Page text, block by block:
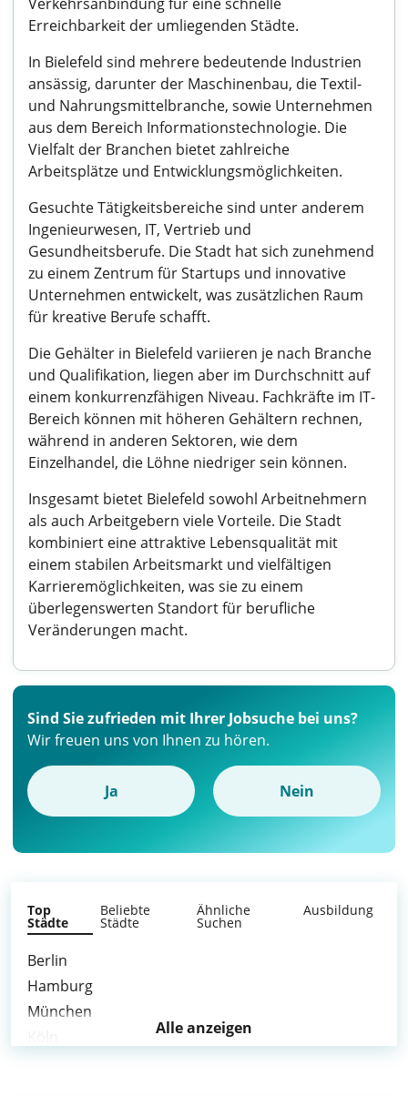
Erreichbarkeit der umliegenden Städte.
In Bielefeld sind mehrere bedeutende Industrien
ansässig, darunter der Maschinenbau, die Textil-
und Nahrungsmittelbranche, sowie Unternehmen
aus dem Bereich Informationstechnologie. Die
Vielfalt der Branchen bietet zahlreiche
Arbeitsplätze und Entwicklungsmöglichkeiten.
Gesuchte Tätigkeitsbereiche sind unter anderem
Ingenieurwesen, IT, Vertrieb und
Gesundheitsberufe. Die Stadt hat sich zunehmend
zu einem Zentrum für Startups und innovative
Unternehmen entwickelt, was zusätzlichen Raum
für kreative Berufe schafft.
Die Gehälter in Bielefeld variieren je nach Branche
und Qualifikation, liegen aber im Durchschnitt auf
einem konkurrenzfähigen Niveau. Fachkräfte im IT-
Bereich können mit höheren Gehältern rechnen,
während in anderen Sektoren, wie dem
Einzelhandel, die Löhne niedriger sein können.
Insgesamt bietet Bielefeld sowohl Arbeitnehmern
als auch Arbeitgebern viele Vorteile. Die Stadt
kombiniert eine attraktive Lebensqualität mit
einem stabilen Arbeitsmarkt und vielfältigen
Karrieremöglichkeiten, was sie zu einem
überlegenswerten Standort für berufliche
Veränderungen macht.
Sind Sie zufrieden mit Ihrer Jobsuche bei uns?
Wir freuen uns von Ihnen zu hören.
Ja Nein
Top
Städte
Beliebte
Städte
Ähnliche
Suchen
Ausbildung
Berlin
Hamburg
München
Alle anzeigen